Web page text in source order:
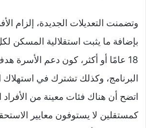
وتضمنت التعديلات الجديدة، إلزام
بإضافة ما يثبت استقلالية المسكن
18 عامًا أو أكثر، كون دعم الأسرة
البرنامج، وكذلك تشترك في
اتضح أن هناك فئات معينة من
كمستقلين لا يستوفون معايير